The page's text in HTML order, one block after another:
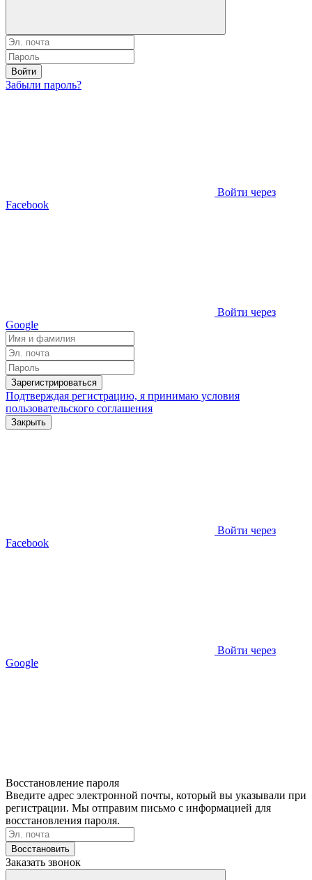
Войти
Забыли пароль?
Войти через
Facebook
Войти через
Google
Зарегистрироваться
Подтверждая регистрацию, я принимаю условия
пользовательского соглашения
Закрыть
Войти через
Facebook
Войти через
Google
Восстановление пароля
Введите адрес электронной почты, который вы указывали при
регистрации. Мы отправим письмо с информацией для
восстановления пароля.
Восстановить
Заказать звонок